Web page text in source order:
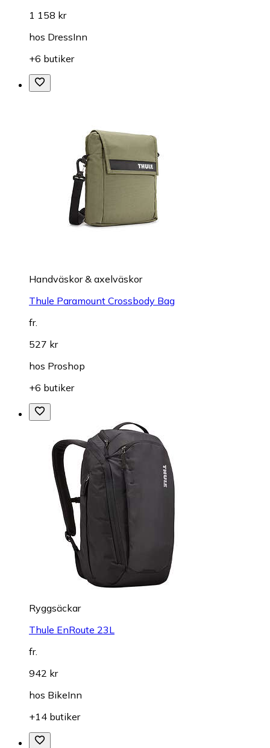
1 158 kr
hos DressInn
+6 butiker
Handväskor & axelväskor
Thule Paramount Crossbody Bag
fr.
527 kr
hos Proshop
+6 butiker
Ryggsäckar
Thule EnRoute 23L
fr.
942 kr
hos BikeInn
+14 butiker